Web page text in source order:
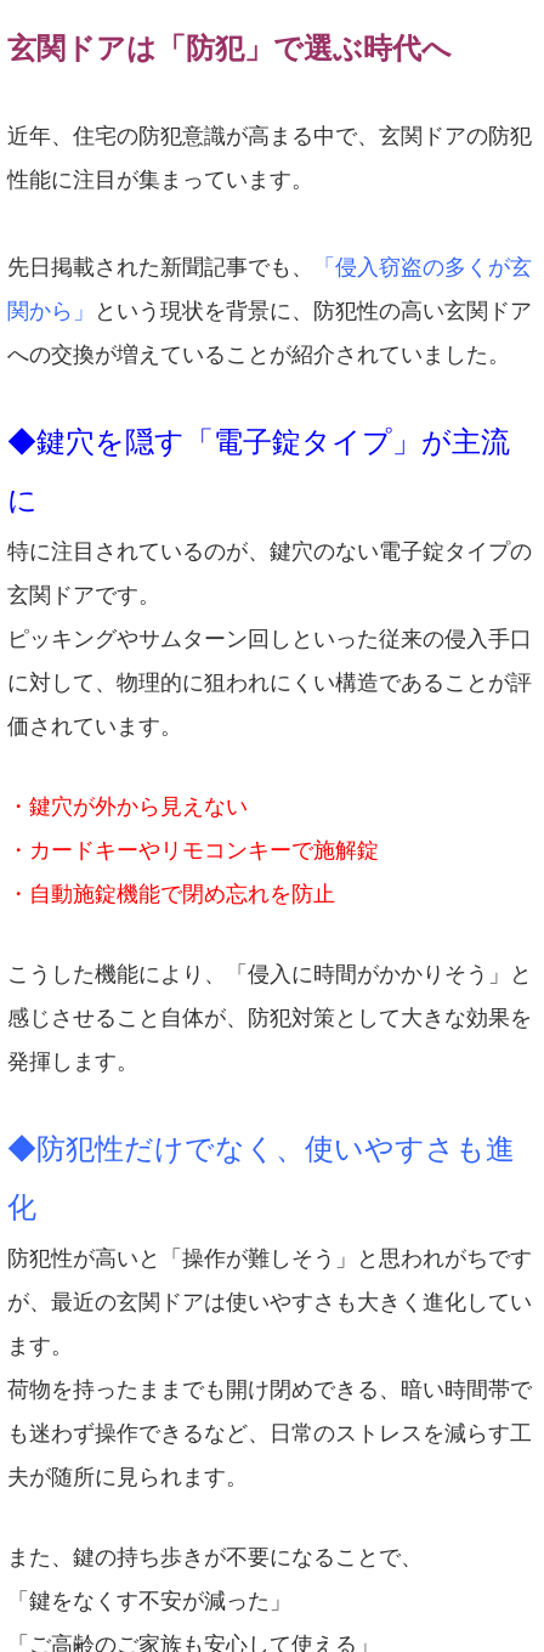
玄関ドアは「防犯」で選ぶ時代へ
近年、住宅の防犯意識が高まる中で、玄関ドアの防犯
性能に注目が集まっています。
先日掲載された新聞記事でも、
「侵入窃盗の多くが玄
関から」
という現状を背景に、防犯性の高い玄関ドア
への交換が増えていることが紹介されていました。
◆鍵穴を隠す「電子錠タイプ」が主流
に
特に注目されているのが、鍵穴のない電子錠タイプの
玄関ドアです。
ピッキングやサムターン回しといった従来の侵入手口
に対して、物理的に狙われにくい構造であることが評
価されています。
・鍵穴が外から見えない
・カードキーやリモコンキーで施解錠
・自動施錠機能で閉め忘れを防止
こうした機能により、「侵入に時間がかかりそう」と
感じさせること自体が、防犯対策として大きな効果を
発揮します。
◆防犯性だけでなく、使いやすさも進
化
防犯性が高いと「操作が難しそう」と思われがちです
が、最近の玄関ドアは使いやすさも大きく進化してい
ます。
荷物を持ったままでも開け閉めできる、暗い時間帯で
も迷わず操作できるなど、日常のストレスを減らす工
夫が随所に見られます。
また、鍵の持ち歩きが不要になることで、
「鍵をなくす不安が減った」
「ご高齢のご家族も安心して使える」